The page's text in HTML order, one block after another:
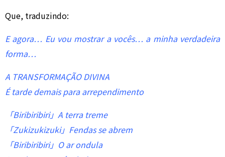
Que, traduzindo:
E agora… Eu vou mostrar a vocês… a minha verdadeira
forma…
A TRANSFORMAÇÃO DIVINA
É tarde demais para arrependimento
「Biribiribiri」A terra treme
「Zukizukizuki」Fendas se abrem
「Biribiribiri」O ar ondula